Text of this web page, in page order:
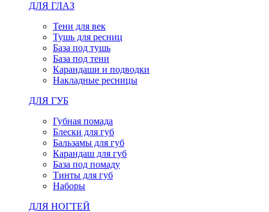
ДЛЯ ГЛАЗ
Тени для век
Тушь для ресниц
База под тушь
База под тени
Карандаши и подводки
Накладные ресницы
ДЛЯ ГУБ
Губная помада
Блески для губ
Бальзамы для губ
Карандаш для губ
База под помаду
Тинты для губ
Наборы
ДЛЯ НОГТЕЙ